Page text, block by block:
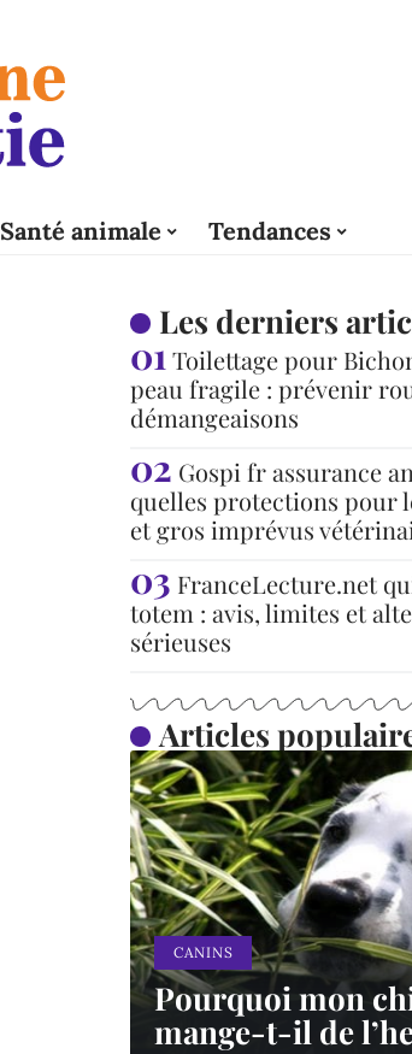
Santé animale Tendances
Les derniers
Toilettage pour
peau fragile : prévenir
démangeaisons
Gospi fr assurance
quelles protections pour
et gros imprévus
FranceLecture.net
totem : avis, limites et
sérieuses
Articles
CANINS
Pourquoi mon
mange-t-il de